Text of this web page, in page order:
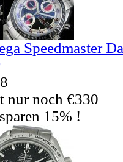
Speedmaster
nur noch €330
15% !